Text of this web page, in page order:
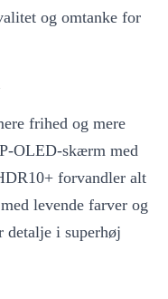
og omtanke for
frihed og mere
OLED-skærm med
forvandler alt
levende farver og
detalje i superhøj
med dine behov.